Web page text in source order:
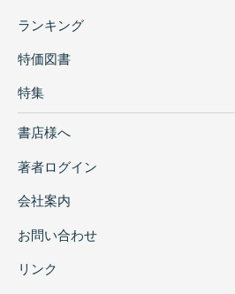
ランキング
特価図書
特集
書店様へ
著者ログイン
会社案内
お問い合わせ
リンク